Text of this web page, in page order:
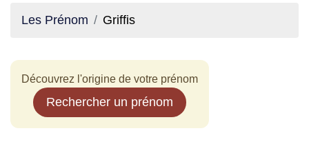
Les Prénom Griffis
Découvrez l'origine de votre prénom
Rechercher un prénom